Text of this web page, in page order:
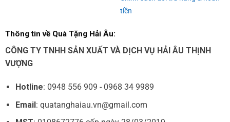
tiền
Thông tin về Quà Tặng Hải Âu:
CÔNG TY TNHH SẢN XUẤT VÀ DỊCH VỤ HẢI ÂU THỊNH
VƯỢNG
Hotline: 0948 556 909 - 0968 34 9989
Email: quatanghaiau.vn@gmail.com